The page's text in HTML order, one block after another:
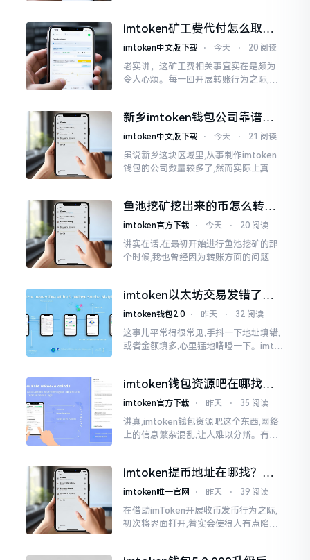
却提心吊胆、神经紧绷。
imtoken矿工费代付怎么取
消？老手教你几招
imtoken中文版下载 ⋅ 今天 ⋅ 20 阅读
老实讲，这矿工费相关事宜实在是颇为
令人心烦。每一回开展转账行为之际,就
时隔多年
新乡imtoken钱包公司靠谱
吗？普通人怎么避坑
imtoken中文版下载 ⋅ 今天 ⋅ 21 阅读
虽说新乡这块区域里,从事制作imtoken
钱包的公司数量较多了,然而实际上真正
予协助进行操作的
鱼池挖矿挖出来的币怎么转到
imtoken钱包？
imtoken官方下载 ⋅ 今天 ⋅ 20 阅读
讲实在话,在最初开始进行鱼池挖矿的那
个时候,我也曾经因为转账方面的问题而
为畅快
imtoken以太坊交易发错了咋
整？取消方法告诉你
imtoken钱包2.0 ⋅ 昨天 ⋅ 32 阅读
这事儿平常得很常见,手抖一下地址填错,
或者金额填多,心里猛地咯噔一下。imto
imtoken钱包资源吧在哪找，
这些坑我帮你趟过
imtoken官方下载 ⋅ 昨天 ⋅ 35 阅读
讲真,imtoken钱包资源吧这个东西,网络
上的信息繁杂混乱,让人难以分辨。有的
imtoken提币地址在哪找？手
把手教你快速查看
imtoken唯一官网 ⋅ 昨天 ⋅ 39 阅读
在借助imToken开展收币发币行为之际,
初次将界面打开,着实会使得人有点陷入